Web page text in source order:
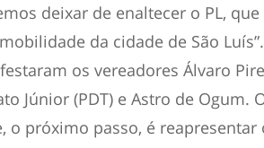
deixar de enaltecer o PL,
da cidade de São Luís”.
os vereadores Álvaro
Júnior (PDT) e Astro de Ogum.
o próximo passo, é